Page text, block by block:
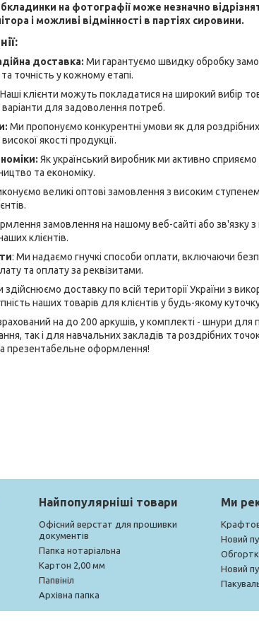
на фотографії може незначно
і можливі відмінності в партіях сировини.
доставка: Ми гарантуємо швидку обробку
точність у кожному етапі.
Наші клієнти можуть покладатися на широкий вибір
варіанти для задоволення потреб.
Ми пропонуємо конкурентні умови як для
якості продукції.
Як український виробник ми активно сприяємо
та економіку.
великі оптові замовлення з високим
замовлення на нашому веб-сайті або зв'язку
клієнтів.
: Ми надаємо гнучкі способи оплати, включаючи
та оплату за реквізитами.
здійснюємо доставку по всій території України з
наших товарів для клієнтів у будь-якому
на до 200 аркушів, у комплекті - шнури для
так і для навчальних закладів та роздрібних
презентабельне оформлення!
Найпопулярніші товари
Офісний верстат для прошивки
документів
Папка нотаріальна
Картон 2,00 мм
Папвініл
Архівна папка
Ми
Новий
Новий